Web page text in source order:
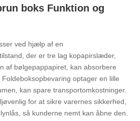
boks Funktion og
ved hjælp af en
der er tre lag kopapirslæder,
af ​​bølgepappapiret, kan absorbere
optager en lille
kan spare transportomkostninger.
for at sikre varernes sikkerhed,
så kunderne nemt kan åbne den.